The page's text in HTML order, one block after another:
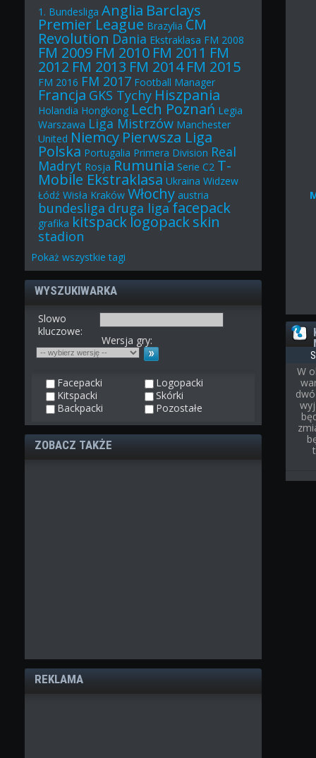
1. Bundesliga Anglia Barclays
Premier League Brazylia CM
Revolution Dania Ekstraklasa FM 2008
FM 2009 FM 2010 FM 2011 FM
2012 FM 2013 FM 2014 FM 2015
FM 2016 FM 2017 Football Manager
Francja GKS Tychy Hiszpania
Holandia Hongkong Lech Poznań Legia
Warszawa Liga Mistrzów Manchester
United Niemcy Pierwsza Liga
Polska Portugalia Primera Division Real
Madryt Rosja Rumunia Serie C2 T-
Mobile Ekstraklasa Ukraina Widzew
Łódź Wisła Kraków Włochy austria
bundesliga druga ligafacepack
grafika kitspacklogopackskin
stadion
Pokażwszystkie tagi
WYSZUKIWARKA
Slowo
kluczowe:
Wersja gry:
Facepacki
Logopacki
Kitspacki
Skórki
Backpacki
Pozostałe
ZOBACZ TAKŻE
REKLAMA
W